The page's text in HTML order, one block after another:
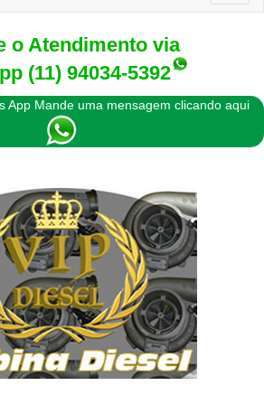
o Atendimento via
(11) 94034-5392
App Mande uma mensagem clicando aqui